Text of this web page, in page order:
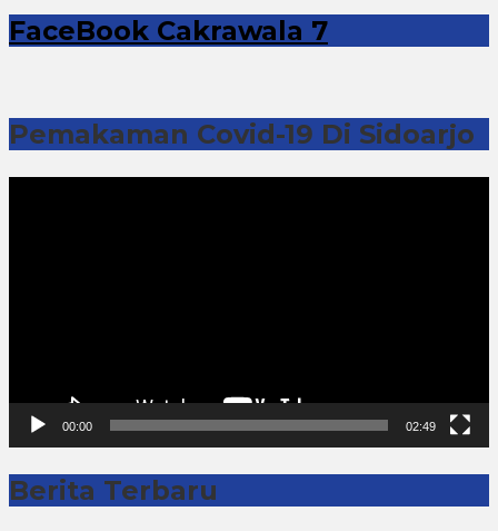
FaceBook Cakrawala 7
Pemakaman Covid-19 Di Sidoarjo
00:00 02:49
Berita Terbaru